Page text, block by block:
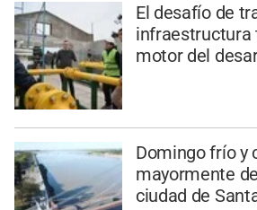
El desafío de
infraestructura
motor del
Domingo frío y
mayormente
ciudad de